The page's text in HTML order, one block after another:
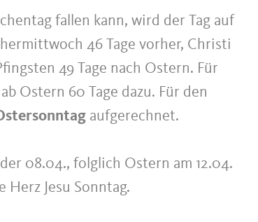
fallen kann, wird der Tag auf
46 Tage vorher, Christi
49 Tage nach Ostern. Für
Ostern 60 Tage dazu. Für den
aufgerechnet.
08.04., folglich Ostern am 12.04.
Herz Jesu Sonntag.